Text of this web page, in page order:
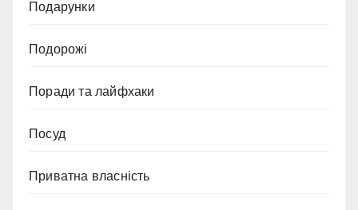
Подарунки
Подорожі
Поради та лайфхаки
Посуд
Приватна власність